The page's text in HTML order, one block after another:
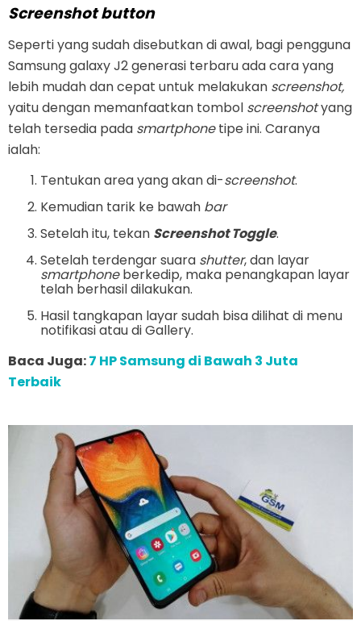
Screenshot button
Seperti yang sudah disebutkan di awal, bagi pengguna
Samsung galaxy J2 generasi terbaru ada cara yang
lebih mudah dan cepat untuk melakukan screenshot,
yaitu dengan memanfaatkan tombol screenshotyang
telah tersedia pada smartphonetipe ini. Caranya
ialah:
Tentukan area yang akan di-screenshot.
Kemudian tarik ke bawah bar
Setelah itu, tekan Screenshot Toggle.
Setelah terdengar suara shutter, dan layar
smartphoneberkedip, maka penangkapan layar
telah berhasil dilakukan.
Hasil tangkapan layar sudah bisa dilihat di menu
notifikasi atau di Gallery.
Baca Juga:7 HP Samsung di Bawah 3 Juta
Terbaik